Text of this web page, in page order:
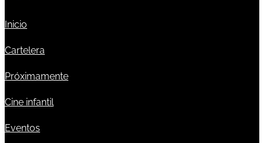
Inicio
Cartelera
Próximamente
Cine infantil
Eventos